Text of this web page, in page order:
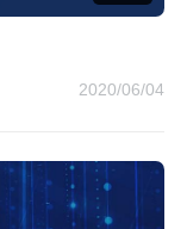
2020/06/04